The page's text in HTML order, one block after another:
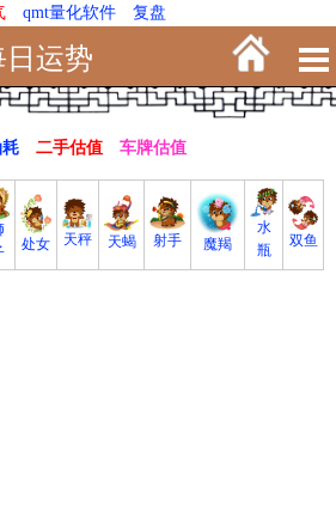
qmt量化软件 复盘
运势
二手估值 车牌估值
处女 天秤 天蝎 射手 魔羯
水
瓶
双鱼